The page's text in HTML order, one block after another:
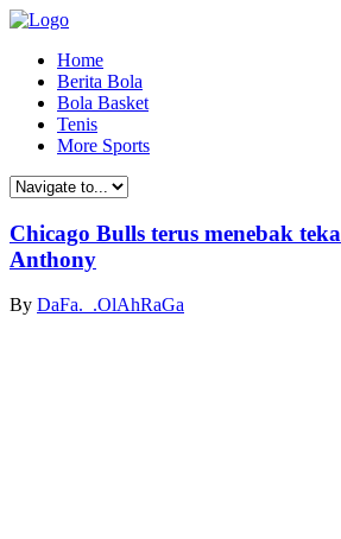
Home
Berita Bola
Bola Basket
Tenis
More Sports
Chicago Bulls terus menebak
Anthony
By DaFa._.OlAhRaGa